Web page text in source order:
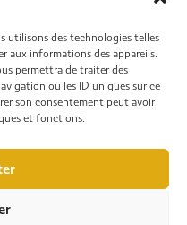
utilisons des technologies telles
aux informations des appareils.
permettra de traiter des
ou les ID uniques sur ce
son consentement peut avoir
et fonctions.
CONTACT
GALERIE PHOTOS